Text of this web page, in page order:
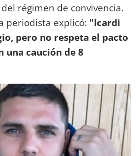
régimen de convivencia.
periodista explicó: "Icardi
pero no respeta el pacto
una caución de 8